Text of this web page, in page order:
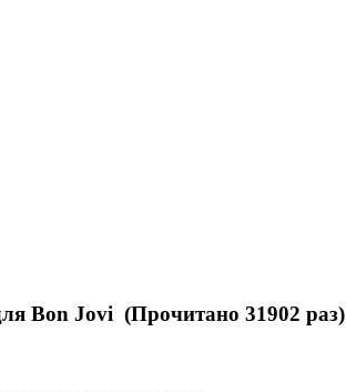
Bon Jovi (Прочитано 31902 раз)